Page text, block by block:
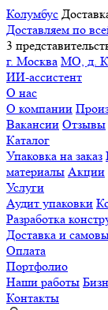
Колумбус
Доставляем по
3
г. Москва МО, д.
ИИ-ассистент
О нас
О компании
Вакансии Отзывы
Каталог
Упаковка на заказ
материалы Акции
Услуги
Аудит упаковки
Разработка
Доставка и
Оплата
Портфолио
Наши работы
Контакты